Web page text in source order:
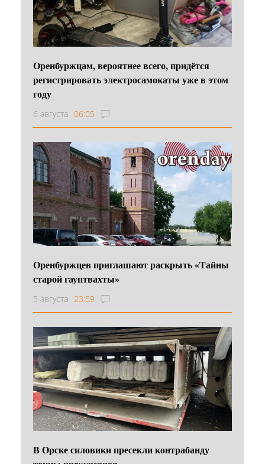
Оренбуржцам, вероятнее всего, придётся
регистрировать электросамокаты уже в этом
году
6 августа 06:05
Оренбуржцев приглашают раскрыть «Тайны
старой гауптвахты»
5 августа 23:59
В Орске силовики пресекли контрабанду